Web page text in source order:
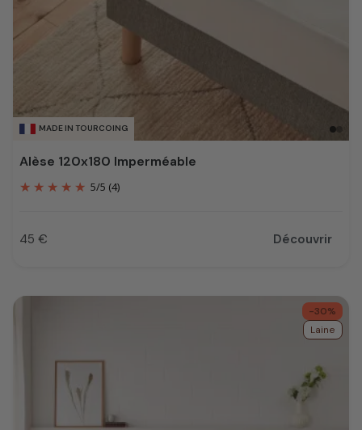
MADE IN TOURCOING
Alèse 120x180 Imperméable
5/5 (4)
Prix
45 € Découvrir
-30%
Laine